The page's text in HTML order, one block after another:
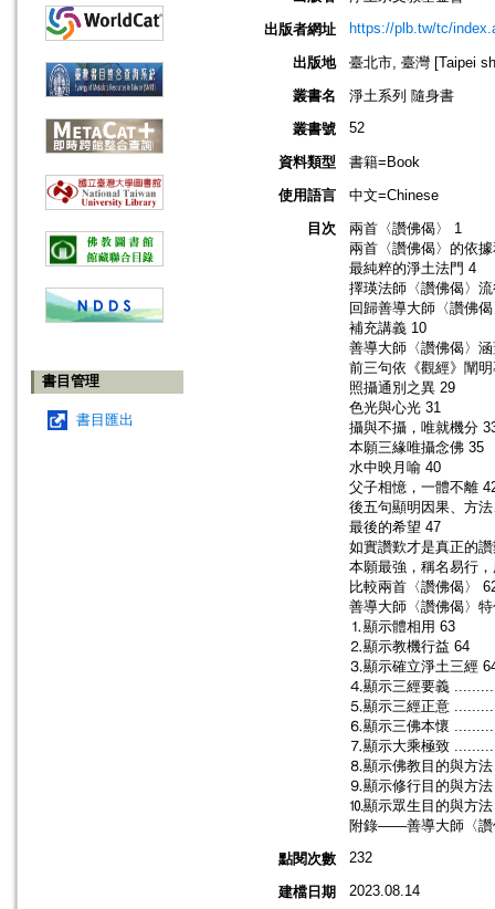
書目管理
書目匯出
出版者網址
https://plb.tw/tc/
出版地
臺北市, 臺灣 [Taipei
叢書名
淨土系列 隨身書
叢書號
52
資料類型
書籍=Book
使用語言
中文=Chinese
目次
兩首〈讚佛偈〉 1
兩首〈讚佛偈〉的依
最純粹的淨土法門 4
擇瑛法師〈讚佛偈〉
回歸善導大師〈讚佛
補充講義 10
善導大師〈讚佛偈〉
前三句依《觀經》闡
照攝通別之異 29
色光與心光 31
攝與不攝，唯就機分
本願三緣唯攝念佛 35
水中映月喻 40
父子相憶，一體不離
後五句顯明因果、方
最後的希望 47
如實讚歎才是真正的
本願最強，稱名易行
比較兩首〈讚佛偈〉
善導大師〈讚佛偈〉
⒈顯示體相用 63
⒉顯示教機行益 64
⒊顯示確立淨土三經
⒋顯示三經要義
⒌顯示三經正意
⒍顯示三佛本懷
⒎顯示大乘極致
⒏顯示佛教目的與方
⒐顯示修行目的與方
⒑顯示眾生目的與方
附錄——善導大師〈
點閱次數
232
建檔日期 2023.08.14